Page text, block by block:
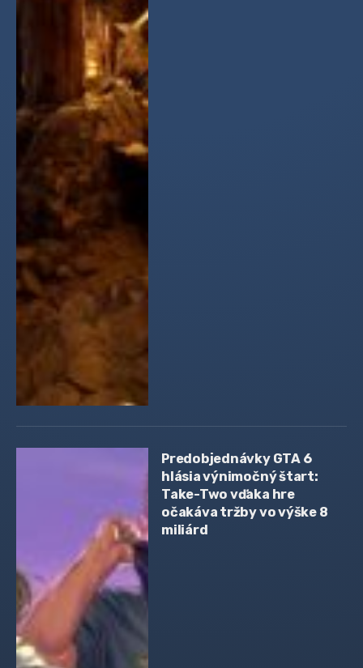
Predobjednávky GTA 6
hlásia výnimočný štart:
Take-Two vďaka hre
očakáva tržby vo výške 8
miliárd